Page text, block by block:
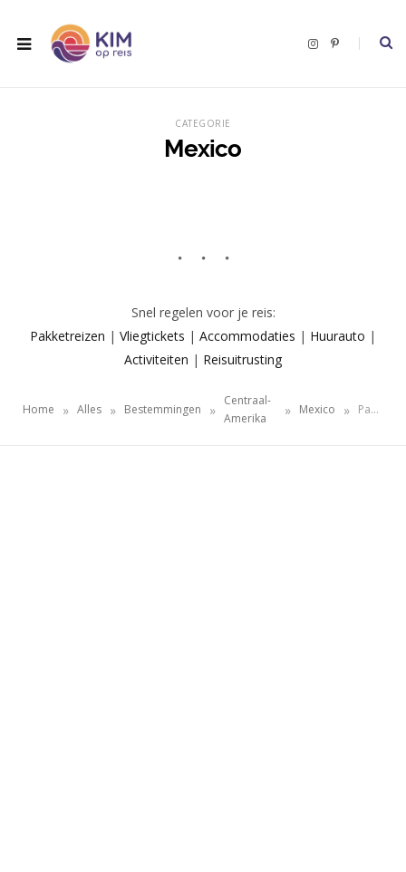
I
P
CATEGORIE
Mexico
Snel regelen voor je reis:
Pakketreizen | Vliegtickets | Accommodaties | Huurauto |
Activiteiten | Reisuitrusting
Home » Alles » Bestemmingen »
Centraal-
Amerika
» Mexico » Pagina 2